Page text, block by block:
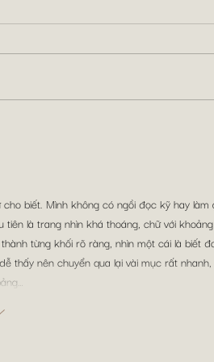
biết. Mình không có ngồi đọc kỹ hay làm
là trang nhìn khá thoáng, chữ với khoảng
từng khối rõ ràng, nhìn một cái là biết
thấy nên chuyển qua lại vài mục rất nhanh,